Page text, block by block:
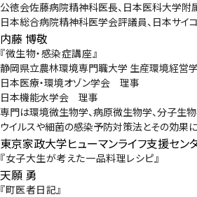
公徳会佐藤病院精神科医長、日本医科大学附
日本総合病院精神科医学会評議員、日本サイ
内藤 博敬
『微生物・感染症講座』
静岡県立農林環境専門職大学 生産環境経営
日本医療・環境オゾン学会 理事
日本機能水学会 理事
専門は環境微生物学、病原微生物学、分子生物
ウイルスや細菌の感染予防対策法とその効果に
東京家政大学ヒューマンライフ支援セン
『女子大生が考えた一品料理レシピ』
天願 勇
『町医者日記』